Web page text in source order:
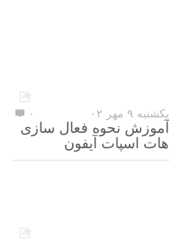
یکشنبه ۹ مهر ۰۲ ۰
آموزش نحوه فعال سازی
هات اسپات آیفون